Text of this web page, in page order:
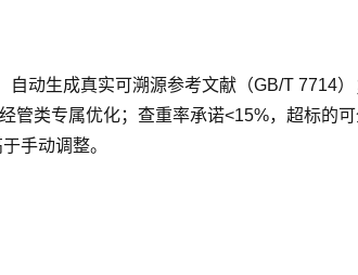
生成真实可溯源参考文献（GB/T 7714）
类专属优化；查重率承诺<15%，超标的
手动调整。